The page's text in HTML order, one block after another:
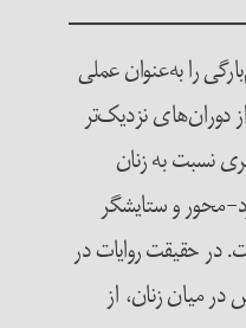
را به‌عنوان عملی
دوران‌های نزدیک‌تر
نسبت به زنان
محور و ستایشگر
در حقیقت روایات در
میان زنان، از